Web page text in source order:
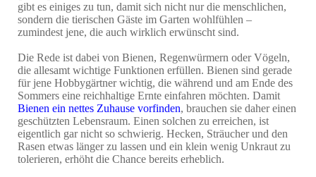
gibt es einiges zu tun, damit sich nicht nur die menschlichen,
sondern die tierischen Gäste im Garten wohlfühlen –
zumindest jene, die auch wirklich erwünscht sind.
Die Rede ist dabei von Bienen, Regenwürmern oder Vögeln,
die allesamt wichtige Funktionen erfüllen. Bienen sind gerade
für jene Hobbygärtner wichtig, die während und am Ende des
Sommers eine reichhaltige Ernte einfahren möchten. Damit
Bienen ein nettes Zuhause vorfinden, brauchen sie daher einen
geschützten Lebensraum. Einen solchen zu erreichen, ist
eigentlich gar nicht so schwierig. Hecken, Sträucher und den
Rasen etwas länger zu lassen und ein klein wenig Unkraut zu
tolerieren, erhöht die Chance bereits erheblich.